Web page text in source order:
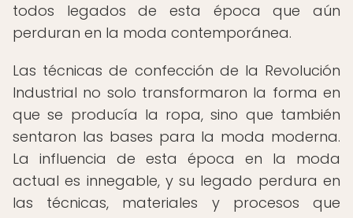
todos legados de esta época que aún
perduran en la moda contemporánea.
Las técnicas de confección de la Revolución
Industrial no solo transformaron la forma en
que se producía la ropa, sino que también
sentaron las bases para la moda moderna.
La influencia de esta época en la moda
actual es innegable, y su legado perdura en
las técnicas, materiales y procesos que